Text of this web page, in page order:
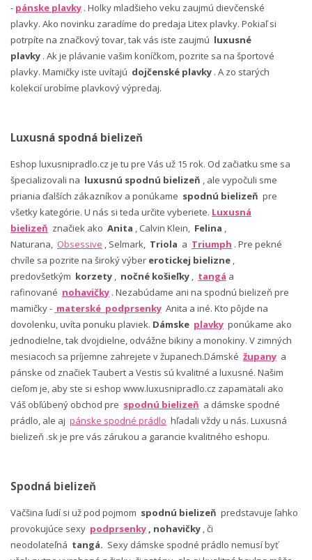
- pánske plavky . Holky mladšieho veku zaujmú dievčenské
plavky. Ako novinku zaradíme do predaja Litex plavky. Pokiaľ si
potrpíte na značkový tovar, tak vás iste zaujmú luxusné
plavky . Ak je plávanie vašim koníčkom, pozrite sa na športové
plavky. Mamičky iste uvítajú dojčenské plavky . A zo starých
kolekcií urobíme plavkový výpredaj.
Luxusná spodná bielizeň
Eshop luxusnipradlo.cz je tu pre Vás už 15 rok. Od začiatku sme sa
špecializovali na luxusnú spodnú bielizeň , ale vypočuli sme
priania ďalších zákazníkov a ponúkame spodnú bielizeň pre
všetky kategórie. U nás si teda určite vyberiete. Luxusná
bielizeň značiek ako Anita , Calvin Klein, Felina ,
Naturana, Obsessive , Selmark, Triola a Triumph . Pre pekné
chvíle sa pozrite na široký výber erotickej bielizne ,
predovšetkým korzety , nočné košieľky , tangá a
rafinované nohavičky . Nezabúdame ani na spodnú bielizeň pre
mamičky - materské podprsenky Anita a iné. Kto pôjde na
dovolenku, uvíta ponuku plaviek. Dámske plavky ponúkame ako
jednodielne, tak dvojdielne, odvážne bikiny a monokiny. V zimných
mesiacoch sa príjemne zahrejete v županech.Dámské župany a
pánske od značiek Taubert a Vestis sú kvalitné a luxusné. Našim
cieľom je, aby ste si eshop www.luxusnipradlo.cz zapamätali ako
Váš obľúbený obchod pre spodnú bielizeň a dámske spodné
prádlo, ale aj pánske spodné prádlo hľadali vždy u nás. Luxusná
bielizeň .sk je pre vás zárukou a garancie kvalitného eshopu.
Spodná bielizeň
Väčšina ľudí si už pod pojmom spodnú bielizeň predstavuje ľahko
provokujúce sexy podprsenky , nohavičky , či
neodolateľná tangá. Sexy dámske spodné prádlo nemusí byť